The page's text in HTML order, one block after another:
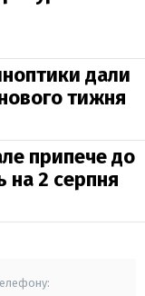
дали
тижня
припече до
на 2 серпня